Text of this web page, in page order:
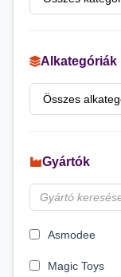
Alkategóriák
Gyártók
Asmodee
Magic Toys